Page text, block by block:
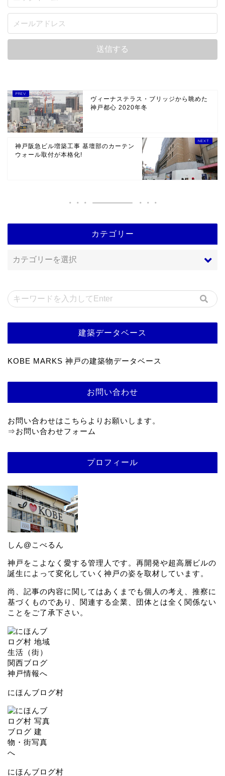
ヴィーナステラス・ブリッジから眺めた
神戸都心 2020年冬
神戸阪急ビル増築工事 基壇部のカーテン
ウォール取付が本格化!
カテゴリー
建築データベース
KOBE MARKS 神戸の建築物データベース
お問い合わせ
お問い合わせはこちらよりお願いします。
⇒お問い合わせフォーム
プロフィール
しん@こべるん
神戸をこよなく愛する管理人です。再開発や超高層ビルの
誕生によって変化していく神戸の姿を取材しています。
尚、記事の内容に関してはあくまでも個人の考え、推察に
基づくものであり、関連する企業、団体とは全く関係ない
ことをご了承下さい。
にほんブログ村
にほんブログ村